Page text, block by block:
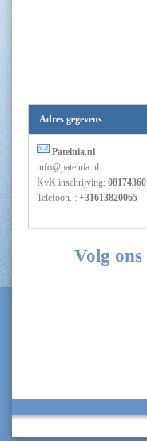
Adres gegevens
Patelnia.nl
info@patelnia.nl
KvK inschrijving: 08174360
Telefoon. : +31613820065
Volg ons